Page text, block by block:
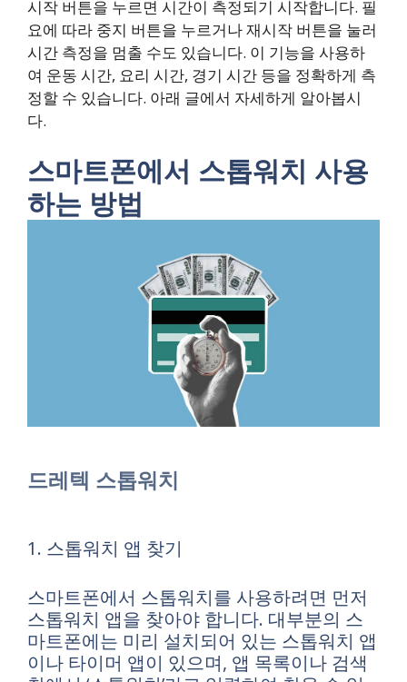
시작 버튼을 누르면 시간이 측정되기 시작합니다. 필
요에 따라 중지 버튼을 누르거나 재시작 버튼을 눌러
시간 측정을 멈출 수도 있습니다. 이 기능을 사용하
여 운동 시간, 요리 시간, 경기 시간 등을 정확하게 측
정할 수 있습니다. 아래 글에서 자세하게 알아봅시
다.
스마트폰에서 스톱워치 사용
하는 방법
드레텍 스톱워치
1. 스톱워치 앱 찾기
스마트폰에서 스톱워치를 사용하려면 먼저
스톱워치 앱을 찾아야 합니다. 대부분의 스
마트폰에는 미리 설치되어 있는 스톱워치 앱
이나 타이머 앱이 있으며, 앱 목록이나 검색